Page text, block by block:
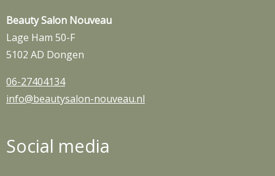
Beauty Salon Nouveau
Lage Ham 50-F
5102 AD Dongen
06-27404134
info@beautysalon-nouveau.nl
Social media